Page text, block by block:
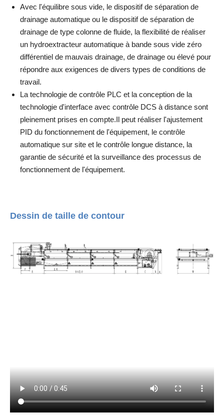
Avec l'équilibre sous vide, le dispositif de séparation de
drainage automatique ou le dispositif de séparation de
drainage de type colonne de fluide, la flexibilité de réaliser
un hydroextracteur automatique à bande sous vide zéro
différentiel de mauvais drainage, de drainage ou élevé pour
répondre aux exigences de divers types de conditions de
travail.
La technologie de contrôle PLC et la conception de la
technologie d'interface avec contrôle DCS à distance sont
pleinement prises en compte.Il peut réaliser l'ajustement
PID du fonctionnement de l'équipement, le contrôle
automatique sur site et le contrôle longue distance, la
garantie de sécurité et la surveillance des processus de
fonctionnement de l'équipement.
Dessin de taille de contour